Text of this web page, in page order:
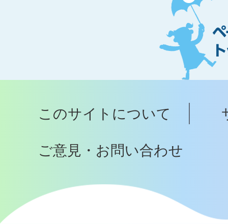
ー
ジ
ト
ッ
へ
このサイトについて
ご意見・お問い合わせ